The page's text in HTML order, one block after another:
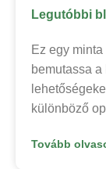
Legutóbbi
Ez egy
bemutassa
különböző
Tovább